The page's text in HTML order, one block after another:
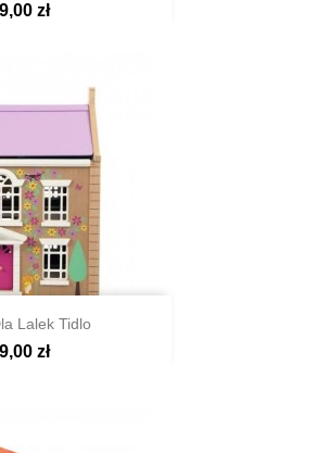
zł
Lalek Tidlo
zł